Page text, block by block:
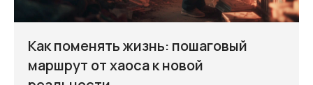
Как поменять жизнь: пошаговый
маршрут от хаоса к новой